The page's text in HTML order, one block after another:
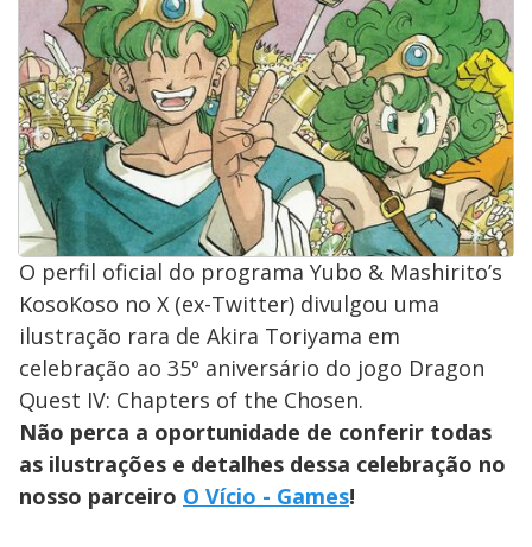
O perfil oficial do programa Yubo & Mashirito’s
KosoKoso no X (ex-Twitter) divulgou uma
ilustração rara de Akira Toriyama em
celebração ao 35º aniversário do jogo Dragon
Quest IV: Chapters of the Chosen.
Não perca a oportunidade de conferir todas
as ilustrações e detalhes dessa celebração no
nosso parceiro O Vício - Games!